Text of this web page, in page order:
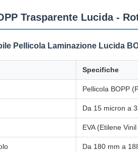
Trasparente Lucida -
Pellicola Laminazione Lucida
Specifiche
Pellicola BOPP
Da 15 micron a
EVA (Etilene
Da 180 mm a